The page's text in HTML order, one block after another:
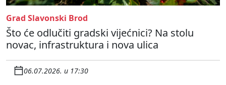
Grad Slavonski Brod
Što će odlučiti gradski vijećnici? Na stolu
novac, infrastruktura i nova ulica
06.07.2026. u 17:30